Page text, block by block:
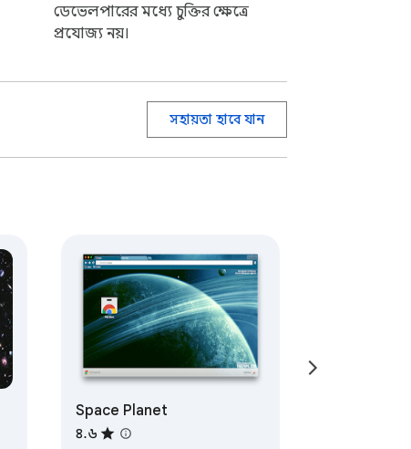
ডেভেলপারের মধ্যে চুক্তির ক্ষেত্রে
প্রযোজ্য নয়।
সহায়তা হাবে যান
Space Planet
৪.৬